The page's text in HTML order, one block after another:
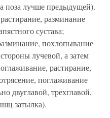
поза лучше предыдущей).
разминание
сустава;
похлопывание
лучевой, а затем
растирание,
поглаживание
двуглавой, трехглавой,
затылка).